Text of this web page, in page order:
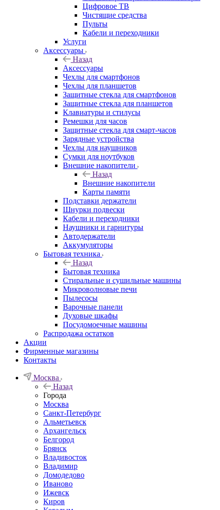
Цифровое ТВ
Чистящие средства
Пульты
Кабели и переходники
Услуги
Аксессуары
Назад
Аксессуары
Чехлы для смартфонов
Чехлы для планшетов
Защитные стекла для смартфонов
Защитные стекла для планшетов
Клавиатуры и стилусы
Ремешки для часов
Защитные стекла для смарт-часов
Зарядные устройства
Чехлы для наушников
Сумки для ноутбуков
Внешние накопители
Назад
Внешние накопители
Карты памяти
Подставки держатели
Шнурки подвески
Кабели и переходники
Наушники и гарнитуры
Автодержатели
Аккумуляторы
Бытовая техника
Назад
Бытовая техника
Стиральные и сушильные машины
Микроволновые печи
Пылесосы
Варочные панели
Духовые шкафы
Посудомоечные машины
Распродажа остатков
Акции
Фирменные магазины
Контакты
Москва
Назад
Города
Москва
Санкт-Петербург
Альметьевск
Архангельск
Белгород
Брянск
Владивосток
Владимир
Домодедово
Иваново
Ижевск
Киров